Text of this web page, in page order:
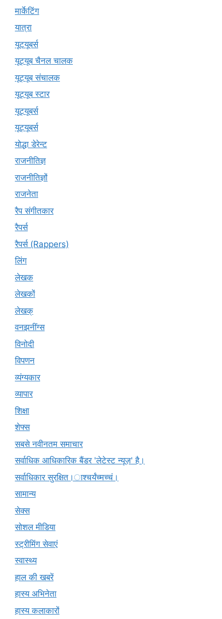
मार्केटिंग
यात्रा
यूटयूबर्स
यूट्यूब चैनल चालक
यूट्यूब संचालक
यूट्यूब स्टार
यूट्‍यूबर्स
यूट्यूबर्स
योद्धा डेरेन्ट
राजनीतिज्ञ
राजनीतिज्ञों
राजनेता
रैप संगीतकार
रैपर्स
रैपर्स (Rappers)
लिंग
लेखक
लेखकों
लेखक्
वनझनींग्स
विनोदी
विपणन
व्यंग्यकार
व्यापार
शिक्षा
शेफ्स
सबसे नवीनतम समाचार
सर्वाधिक आधिकारिक बैंडर 'लेटेस्ट न्यूज़' है।
सर्वाधिकार सुरक्षित।ाश्चर्यंच्मच्चं।
सामान्य
सेक्स
सोशल मीडिया
स्ट्रीमिंग सेवाएं
स्वास्थ्य
हाल की खबरें
हास्य अभिनेता
हास्य कलाकारों